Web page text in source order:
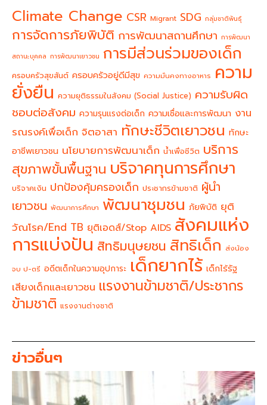
Climate Change CSR Migrant SDG กลุ่มชาติพันธุ์
การจัดการภัยพิบัติ การพัฒนาสถานศึกษา การพัฒนา
สถานะบุคคล การพัฒนาเยาวชน การมีส่วนร่วมของเด็ก
ครอบครัวสุขสันต์ ครอบครัวอยู่ดีมีสุข ความมั่นคงทางอาหาร ความ
ยั่งยืน ความยุติธรรมในสังคม (Social Justice) ความรับผิด
ชอบต่อสังคม ความรุนแรงต่อเด็ก ความเชื่อและการพัฒนา งาน
รณรงค์เพื่อเด็ก จิตอาสา ทักษะชีวิตเยาวชน ทักษะ
อาชีพเยาวชน นโยบายการพัฒนาเด็ก น้ำเพื่อชีวิต บริการ
สุขภาพขั้นพื้นฐาน บริจาคทุนการศึกษา
บริจาคเงิน ปกป้องคุ้มครองเด็ก ประชากรข้ามชาติ ผู้นำ
เยาวชน พัฒนาการศึกษา พัฒนาชุมชน ภัยพิบัติ ยุติ
วัณโรค/End TB ยุติเอดส์/Stop AIDS สังคมแห่ง
การแบ่งปัน สิทธิมนุษยชน สิทธิเด็ก ส่งน้อง
จบ ป-ตรี อดีตเด็กในความอุปการะ เด็กยากไร้ เด็กไร้รัฐ
เสียงเด็กและเยาวชน แรงงานข้ามชาติ/ประชากร
ข้ามชาติ แรงงานต่างชาติ
ข่าวอื่นๆ